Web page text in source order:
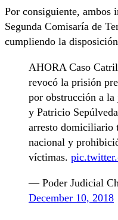
Por consiguiente, ambos
Segunda Comisaría de
cumpliendo la
AHORA Caso
revocó la prisión
por obstrucción a
y Patricio
arresto domiciliario
nacional y
víctimas.
— Poder Judicial
December 10, 2018